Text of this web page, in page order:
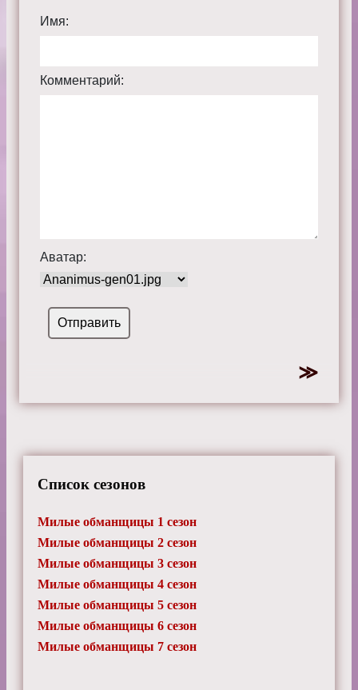
Имя:
Комментарий:
Аватар:
Список сезонов
Милые обманщицы 1 сезон
Милые обманщицы 2 сезон
Милые обманщицы 3 сезон
Милые обманщицы 4 сезон
Милые обманщицы 5 сезон
Милые обманщицы 6 сезон
Милые обманщицы 7 сезон